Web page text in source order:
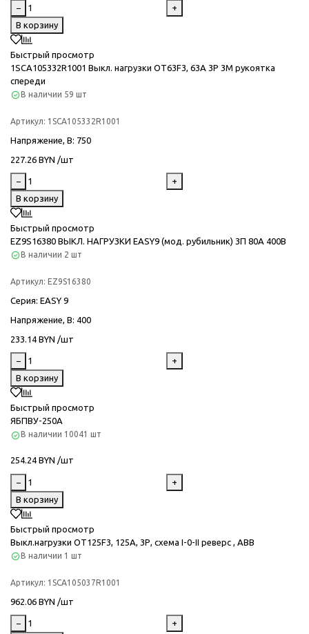
−
+
В корзину
Быстрый просмотр
1SCA105332R1001 Выкл. нагрузки OT63F3, 63A 3P 3M рукоятка
спереди
В наличии 59 шт
Артикул: 1SCA105332R1001
Напряжение, В: 750
227.26 BYN /шт
−
+
В корзину
Быстрый просмотр
EZ9S16380 ВЫКЛ. НАГРУЗКИ EASY9 (мод. рубильник) 3П 80А 400В
В наличии 2 шт
Артикул: EZ9S16380
Серия: EASY 9
Напряжение, В: 400
233.14 BYN /шт
−
+
В корзину
Быстрый просмотр
ЯБПВУ-250А
В наличии 10041 шт
254.24 BYN /шт
−
+
В корзину
Быстрый просмотр
Выкл.нагрузки OT125F3, 125А, 3Р, сxема I-0-II реверс , ABB
В наличии 1 шт
Артикул: 1SCA105037R1001
962.06 BYN /шт
−
+